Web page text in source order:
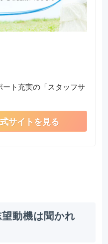
ト充実の「スタッフサ
サイトを見る
動機は聞かれ